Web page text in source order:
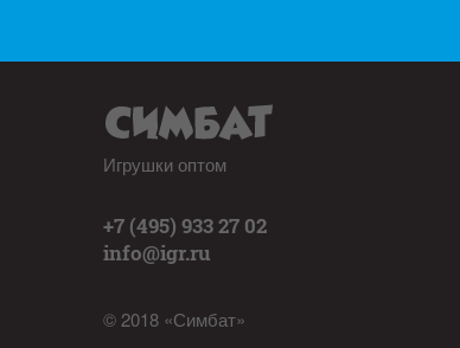
Игрушки оптом
+7 (495) 933 27 02
info@igr.ru
© 2018 «Симбат»